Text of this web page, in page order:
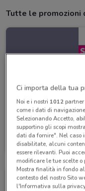
Tutte le promozioni
Acqua &
Scade il 30/09
Ci importa della tua
Noi e i nostri 1012
come i dati di
Selezionando Accetto,
supportino gli scopi
dati da fornire". Nel caso
disabilitate, alcuni
essere rilevanti. Puoi
modificare le tue scelte o
Mostra finalità in fondo
contesto del nostro Sito
l'Informativa sulla